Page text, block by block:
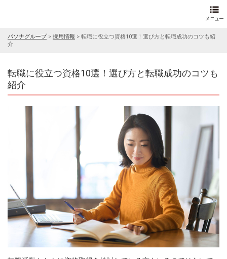
パソナグループ> 採用情報 > 転職に役立つ資格10選！選び方と転職成功のコツも紹
介
転職に役立つ資格10選！選び方と転職成功のコツも
紹介